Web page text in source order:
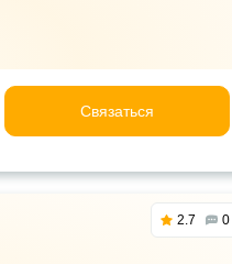
Связаться
2.7 0